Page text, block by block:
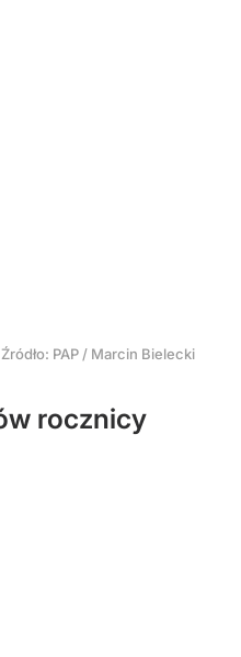
Źródło: PAP / Marcin Bielecki
rocznicy